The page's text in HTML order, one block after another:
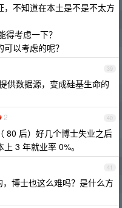
不知道在本土是不是不太方
考虑一下？
以考虑的呢？
39
供数据源，变成硅基生命的
40
2
80 后）好几个博士失业之后
3 年就业率 0%。
41
博士也这么难吗？是什么方